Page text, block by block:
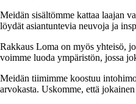
Meidän sisältömme kattaa laajan
löydät asiantuntevia neuvoja ja
Rakkaus Loma on myös yhteisö,
voimme luoda ympäristön, jossa
Meidän tiimimme koostuu
arvokasta. Uskomme, että